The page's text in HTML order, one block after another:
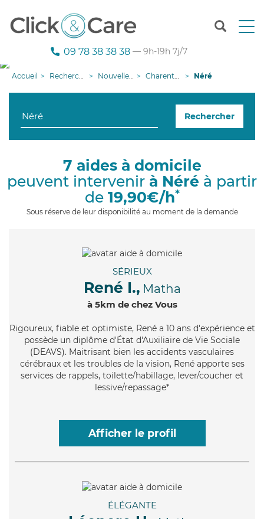
T
n
g
i
09 78 38 38 38 — 9h-19h 7j/7
Accueil Recherche aide à domicile Nouvelle-Aquitaine Charente-Maritime Néré
Rechercher
7 aides à domicile
peuvent intervenir à Néré à partir
de 19,90€/h*
Sous réserve de leur disponibilité au moment de la demande
SÉRIEUX
René I., Matha
à 5km de chez Vous
Rigoureux, fiable et optimiste, René a 10 ans d'expérience et
possède un diplôme d'État d'Auxiliaire de Vie Sociale
(DEAVS). Maitrisant bien les accidents vasculaires
cérébraux et les troubles de la vision, René apporte ses
services de rappels, toilette/habillage, lever/coucher et
lessive/repassage*
Afficher le profil
ÉLÉGANTE